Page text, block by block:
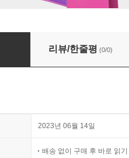
리뷰/한줄평 (0/0)
2023년 06월 14일
배송 없이 구매 후 바로 읽기